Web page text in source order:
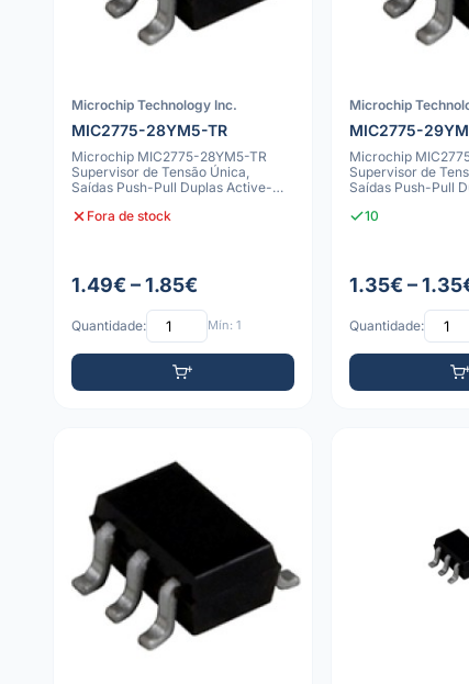
Microchip Technology Inc.
MIC2775-28YM5-TR
Microchip MIC2775-28YM5-TR
Supervisor de Tensão Única,
Saídas Push-Pull Duplas Active-
Fora de stock
1.49€ – 1.85€
Quantidade: Mín: 1
Microchip
MIC2775-
Microchip
Supervisor de
Saídas Push-Pull
10
1.35€ –
Quantidade: